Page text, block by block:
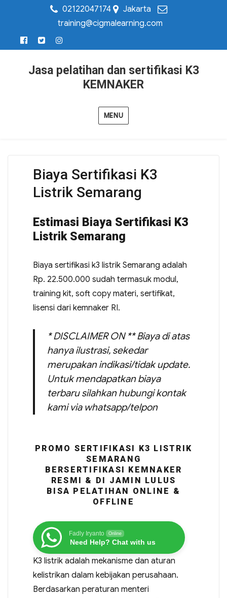
02122047174
Jakarta
training@cigmalearning.com
Jasa pelatihan dan sertifikasi K3
KEMNAKER
MENU
Biaya Sertifikasi K3
Listrik Semarang
Estimasi Biaya Sertifikasi K3
Listrik Semarang
Biaya sertifikasi k3 listrik Semarang adalah
Rp. 22.500.000 sudah termasuk modul,
training kit, soft copy materi, sertifikat,
lisensi dari kemnaker RI.
* DISCLAIMER ON ** Biaya di atas
hanya ilustrasi, sekedar
merupakan indikasi/tidak update.
Untuk mendapatkan biaya
terbaru silahkan hubungi kontak
kami via whatsapp/telpon
PROMO SERTIFIKASI K3 LISTRIK
SEMARANG
BERSERTIFIKASI KEMNAKER
RESMI & DI JAMIN LULUS
BISA PELATIHAN ONLINE &
OFFLINE
Fadly Iryanto Online
Need Help? Chat with us
K3 listrik adalah mekanisme dan aturan
kelistrikan dalam kebijakan perusahaan.
Berdasarkan peraturan menteri